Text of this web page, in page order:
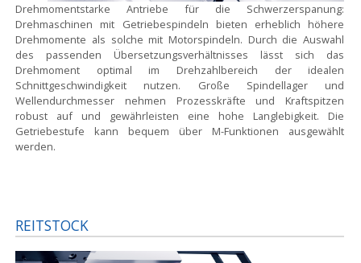
Drehmomentstarke Antriebe für die Schwerzerspanung:
Drehmaschinen mit Getriebespindeln bieten erheblich höhere
Drehmomente als solche mit Motorspindeln. Durch die Auswahl
des passenden Übersetzungsverhältnisses lässt sich das
Drehmoment optimal im Drehzahlbereich der idealen
Schnittgeschwindigkeit nutzen. Große Spindellager und
Wellendurchmesser nehmen Prozesskräfte und Kraftspitzen
robust auf und gewährleisten eine hohe Langlebigkeit. Die
Getriebestufe kann bequem über M-Funktionen ausgewählt
werden.
REITSTOCK